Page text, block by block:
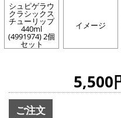
シュピゲラウ
クラシックス
チューリップ
440ml
(4991974) 2個
セット
イメージ
5,500
ご注文